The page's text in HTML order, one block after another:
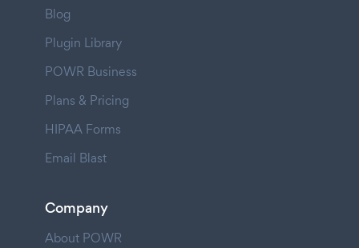
Blog
Plugin Library
POWR Business
Plans & Pricing
HIPAA Forms
Email Blast
Company
About POWR